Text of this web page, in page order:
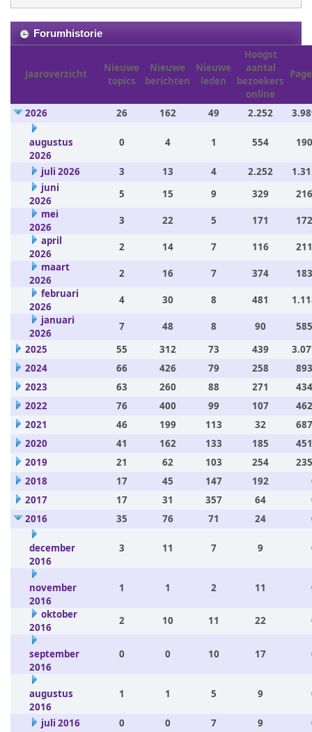
Forumhistorie
Jaaroverzicht
Nieuwe
topics
Nieuwe
berichten
Nieuwe
leden
Hoogst
aantal
bezoekers
online
2026 26 162 49 2.252
augustus
2026
0 4 1 554
juli 2026 3 13 4 2.252
juni
2026
5 15 9 329
mei
2026
3 22 5 171
april
2026
2 14 7 116
maart
2026
2 16 7 374
februari
2026
4 30 8 481
januari
2026
7 48 8 90
2025
55 312 73 439
2024
66 426 79 258
2023
63 260 88 271
2022
76 400 99 107
2021
46 199 113 32
2020
41 162 133 185
2019
21 62 103 254
2018
17 45 147 192
2017
17 31 357 64
2016
35 76 71 24
december
2016
3 11 7 9
november
2016
1 1 2 11
oktober
2016
2 10 11 22
september
2016
0 0 10 17
augustus
2016
1 1 5 9
juli 2016 0 0 7 9